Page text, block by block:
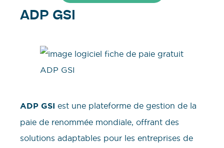
ADP GSI
ADP GSI est une plateforme de gestion de la
paie de renommée mondiale, offrant des
solutions adaptables pour les entreprises de